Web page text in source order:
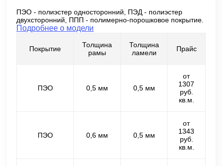
ПЭО - полиэстер односторонний, ПЭД - полиэстер
двухсторонний, ППП - полимерно-порошковое покрытие.
Подробнее о модели
Покрытие
Толщина
рамы
Толщина
ламели
Прайс
ПЭО 0,5 мм 0,5 мм
от
1307
руб.
кв.м.
ПЭО 0,6 мм 0,5 мм
от
1343
руб.
кв.м.